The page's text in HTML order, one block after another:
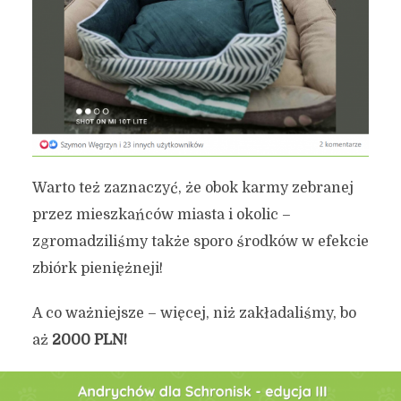
Warto też zaznaczyć, że obok karmy zebranej
przez mieszkańców miasta i okolic –
zgromadziliśmy także sporo środków w efekcie
zbiórk pieniężneji!
A co ważniejsze – więcej, niż zakładaliśmy, bo
aż 2000 PLN!